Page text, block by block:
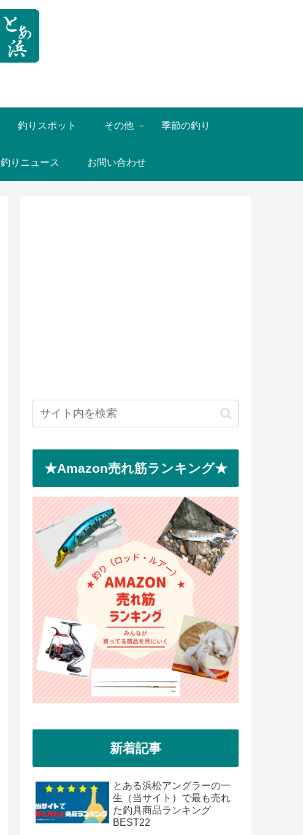
釣りスポット その他 季節の釣り
釣りニュース お問い合わせ
★Amazon売れ筋ランキング★
新着記事
とある浜松アングラーの一
生（当サイト）で最も売れ
た釣具商品ランキング
BEST22